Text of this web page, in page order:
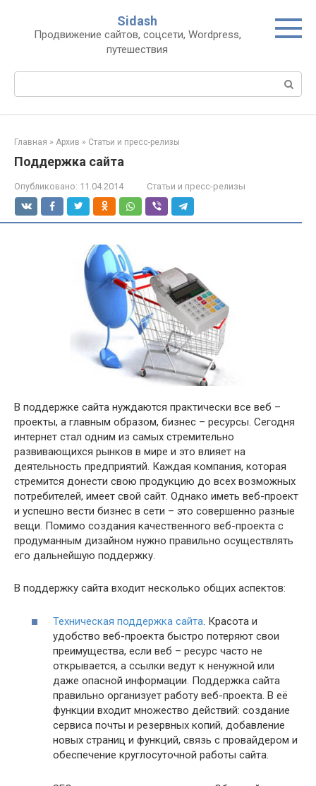
контенту
Sidash
Продвижение сайтов, соцсети, Wordpress,
путешествия
Главная » Архив » Статьи и пресс-релизы
Поддержка сайта
Опубликовано: 11.04.2014 Статьи и пресс-релизы
В поддержке сайта нуждаются практически все веб –
проекты, а главным образом, бизнес – ресурсы. Сегодня
интернет стал одним из самых стремительно
развивающихся рынков в мире и это влияет на
деятельность предприятий. Каждая компания, которая
стремится донести свою продукцию до всех возможных
потребителей, имеет свой сайт. Однако иметь веб-проект
и успешно вести бизнес в сети – это совершенно разные
вещи. Помимо создания качественного веб-проекта с
продуманным дизайном нужно правильно осуществлять
его дальнейшую поддержку.
В поддержку сайта входит несколько общих аспектов:
Техническая поддержка сайта . Красота и
удобство веб-проекта быстро потеряют свои
преимущества, если веб – ресурс часто не
открывается, а ссылки ведут к ненужной или
даже опасной информации. Поддержка сайта
правильно организует работу веб-проекта. В её
функции входит множество действий: создание
сервиса почты и резервных копий, добавление
новых страниц и функций, связь с провайдером и
обеспечение круглосуточной работы сайта.